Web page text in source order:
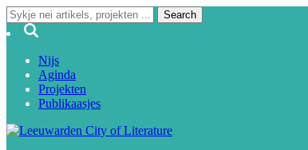
Nijs
Aginda
Projekten
Publikaasjes